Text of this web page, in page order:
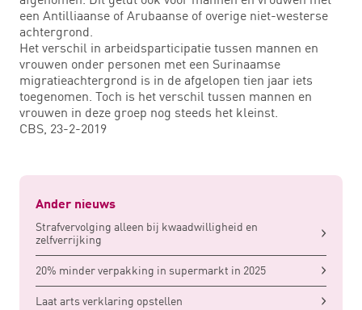
een Antilliaanse of Arubaanse of overige niet-westerse
achtergrond.
Het verschil in arbeidsparticipatie tussen mannen en
vrouwen onder personen met een Surinaamse
migratieachtergrond is in de afgelopen tien jaar iets
toegenomen. Toch is het verschil tussen mannen en
vrouwen in deze groep nog steeds het kleinst.
CBS, 23-2-2019
Ander nieuws
Strafvervolging alleen bij kwaadwilligheid en
zelfverrijking
20% minder verpakking in supermarkt in 2025
Laat arts verklaring opstellen